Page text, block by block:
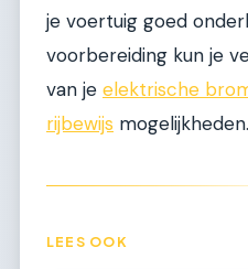
je voertuig goed
voorbereiding kun je
van je elektrische
rijbewijs mogelijkheden.
LEES OOK